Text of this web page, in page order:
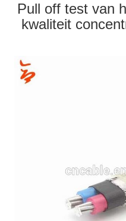
Pull off test van
kwaliteit